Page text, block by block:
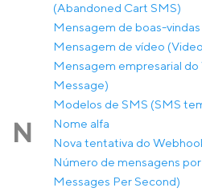
(Abandoned Cart SMS)
Mensagem de boas-
Mensagem de vídeo
Mensagem empresarial do
Message)
Modelos de SMS (SMS
N
Nome alfa
Nova tentativa do
Número de mensagens
Messages Per Second)